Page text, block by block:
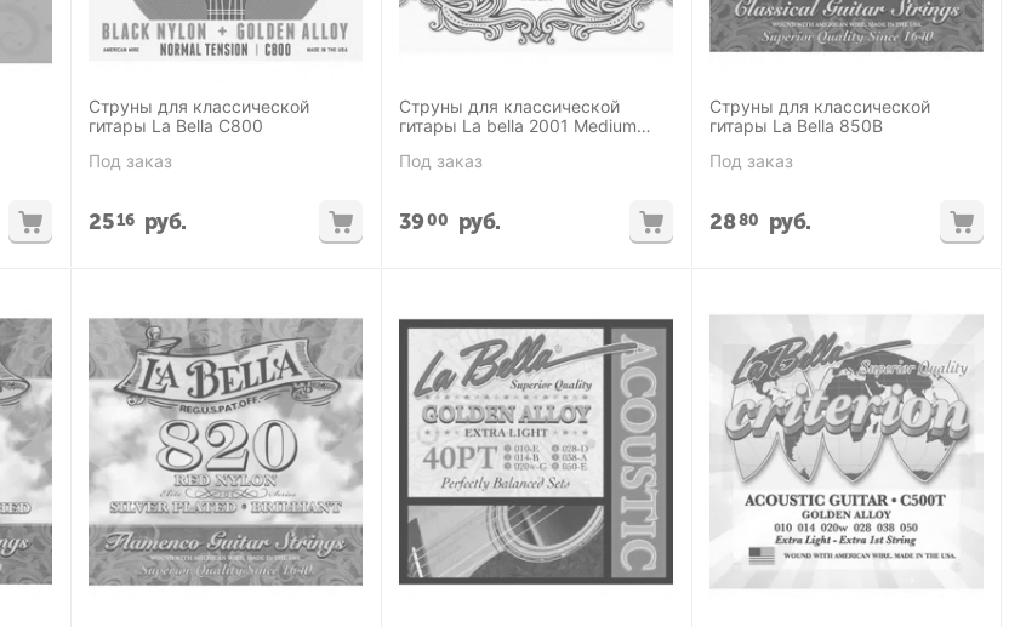
Струны для классической
гитары La Bella C800
Под заказ
2516 руб.
Струны для классической
гитары La bella 2001 Medium
Под заказ
3900 руб.
Струны для классической
гитары La Bella 850B
Под заказ
2880 руб.